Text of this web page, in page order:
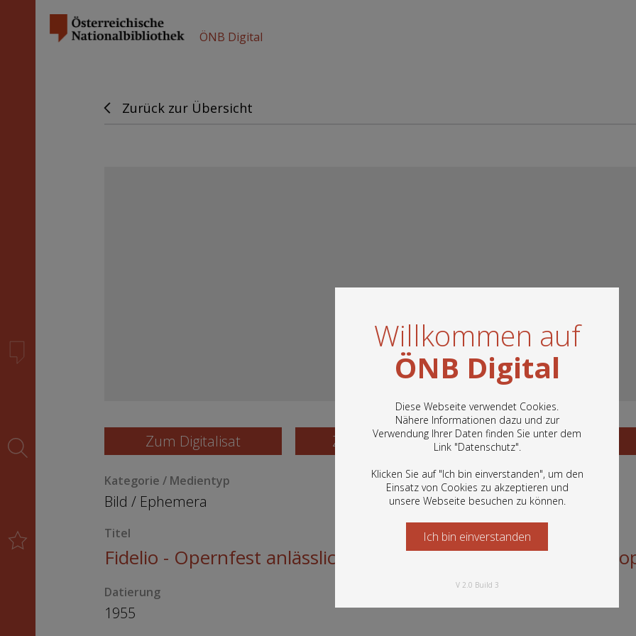
Willkommen auf
ÖNB Digital
Diese Webseite verwendet Cookies.
Nähere Informationen dazu und zur
Verwendung Ihrer Daten finden Sie unter dem
Link "Datenschutz".
Klicken Sie auf "Ich bin einverstanden", um den
Einsatz von Cookies zu akzeptieren und
unsere Webseite besuchen zu können.
In diesem Portal finden Sie die digitalen
Bestände der Österreichischen
Grafiken und vieles mehr.
Ich bin einverstanden
Starten Sie jetzt
V 2.0 Build 3
ÖNB Digital
Zurück zur Übersicht
Zum Digitalisat Zum Katalogisat Zur Vorschau
Kategorie / Medientyp
Bild / Ephemera
Titel
Fidelio - Opernfest anlässlich der Wiedereröffnung der
Datierung
1955